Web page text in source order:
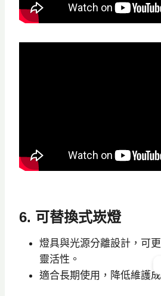
6. 可替換式崁燈
燈具與光源分離設計，可
靈活性。
適合長期使用，降低維護成